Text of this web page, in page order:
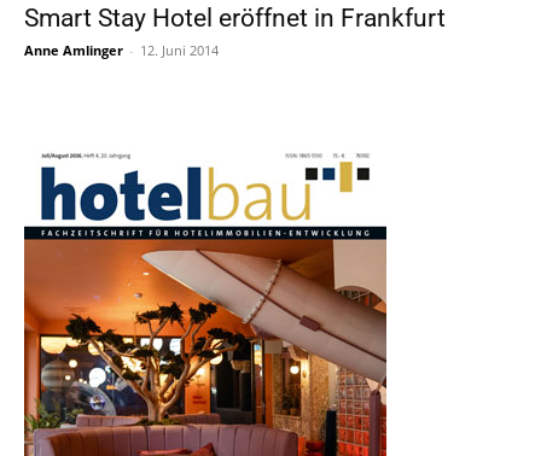
Smart Stay Hotel eröffnet in Frankfurt
Anne Amlinger - 12. Juni 2014